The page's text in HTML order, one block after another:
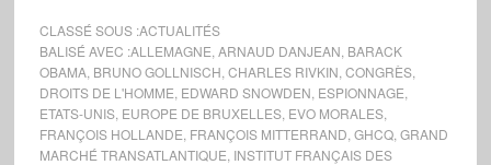
CLASSÉ SOUS :ACTUALITÉS
BALISÉ AVEC :ALLEMAGNE ARNAUD DANJEAN BARACK
OBAMA, BRUNO GOLLNISCH CHARLES RIVKIN CONGRÈS,
DROITS DE L'HOMME EDWARD SNOWDEN ESPIONNAGE
ETATS-UNIS, EUROPE DE BRUXELLES, EVO MORALES,
FRANÇOIS HOLLANDE FRANÇOIS MITTERRAND GHCQ, GRAND
MARCHÉ TRANSATLANTIQUE INSTITUT FRANÇAIS DES